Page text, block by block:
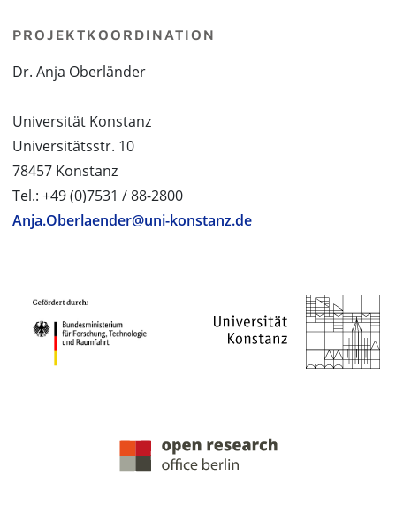
PROJEKTKOORDINATION
Dr. Anja Oberländer
Universität Konstanz
Universitätsstr. 10
78457 Konstanz
Tel.: +49 (0)7531 / 88-2800
Anja.Oberlaender@uni-konstanz.de